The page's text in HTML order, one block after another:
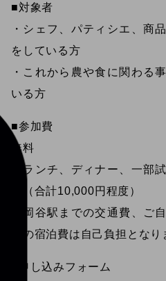
■対象者
・シェフ、パティシエ、商
をしている方
・これから農や食に関わる
いる方
■参加費
無料
※ランチ、ディナー、一部
す（合計10,000円程度）
※岡谷駅までの交通費、ご
方の宿泊費は自己負担となり
■申し込みフォーム